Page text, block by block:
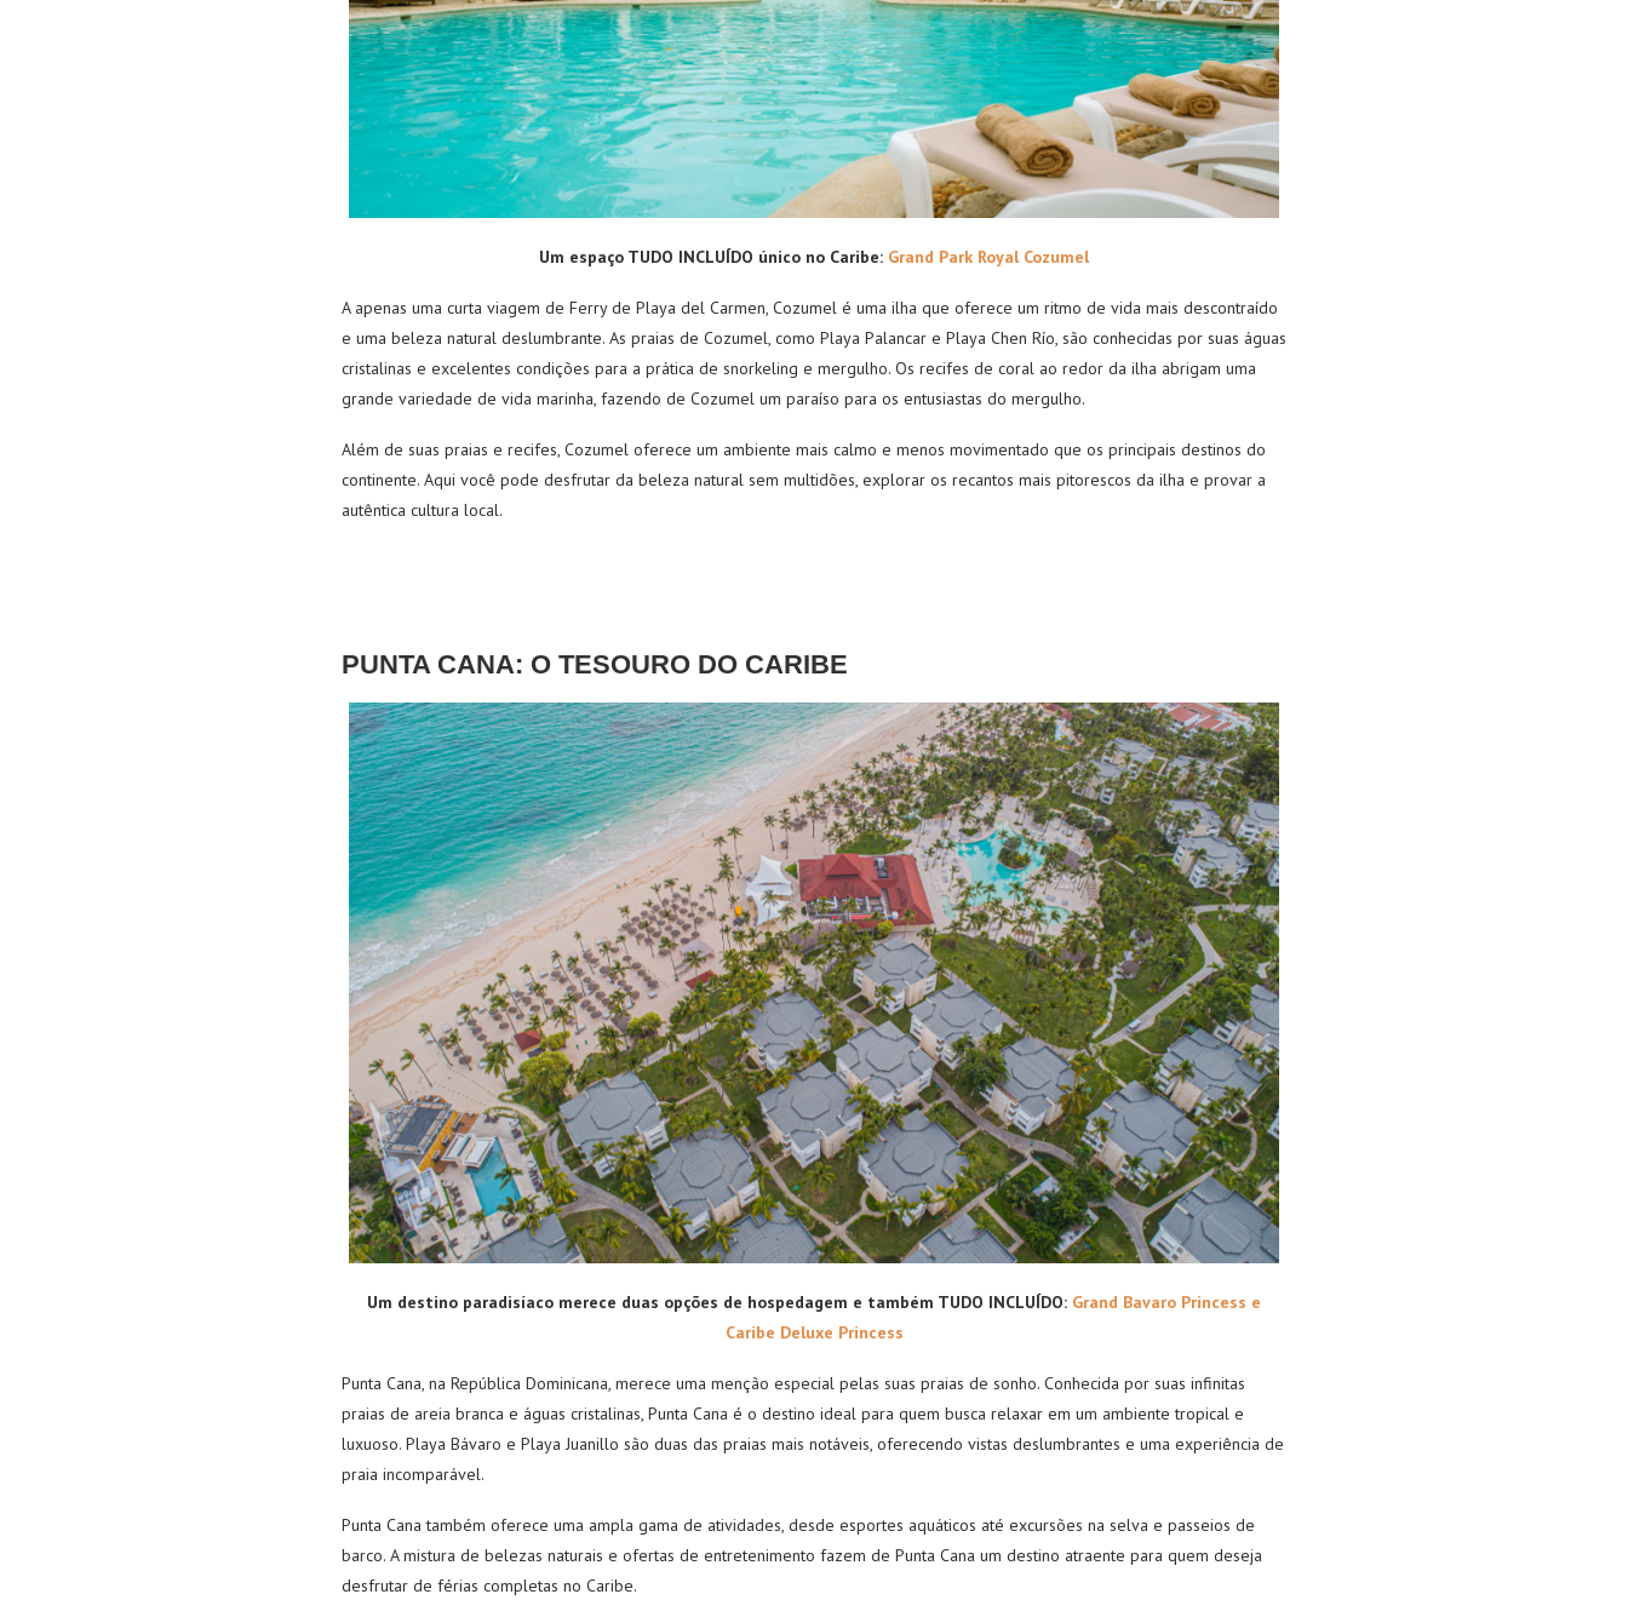
Um espaço TUDO INCLUÍDO único no Caribe: Grand Park Royal Cozumel
A apenas uma curta viagem de Ferry de Playa del Carmen, Cozumel é uma ilha que oferece um ritmo de vida mais descontraído
e uma beleza natural deslumbrante. As praias de Cozumel, como Playa Palancar e Playa Chen Río, são conhecidas por suas águas
cristalinas e excelentes condições para a prática de snorkeling e mergulho. Os recifes de coral ao redor da ilha abrigam uma
grande variedade de vida marinha, fazendo de Cozumel um paraíso para os entusiastas do mergulho.
Além de suas praias e recifes, Cozumel oferece um ambiente mais calmo e menos movimentado que os principais destinos do
continente. Aqui você pode desfrutar da beleza natural sem multidões, explorar os recantos mais pitorescos da ilha e provar a
autêntica cultura local.
PUNTA CANA: O TESOURO DO CARIBE
Um destino paradisíaco merece duas opções de hospedagem e também TUDO INCLUÍDO: Grand Bavaro Princess e
Caribe Deluxe Princess
Punta Cana, na República Dominicana, merece uma menção especial pelas suas praias de sonho. Conhecida por suas infinitas
praias de areia branca e águas cristalinas, Punta Cana é o destino ideal para quem busca relaxar em um ambiente tropical e
luxuoso. Playa Bávaro e Playa Juanillo são duas das praias mais notáveis, oferecendo vistas deslumbrantes e uma experiência de
praia incomparável.
Punta Cana também oferece uma ampla gama de atividades, desde esportes aquáticos até excursões na selva e passeios de
barco. A mistura de belezas naturais e ofertas de entretenimento fazem de Punta Cana um destino atraente para quem deseja
desfrutar de férias completas no Caribe.